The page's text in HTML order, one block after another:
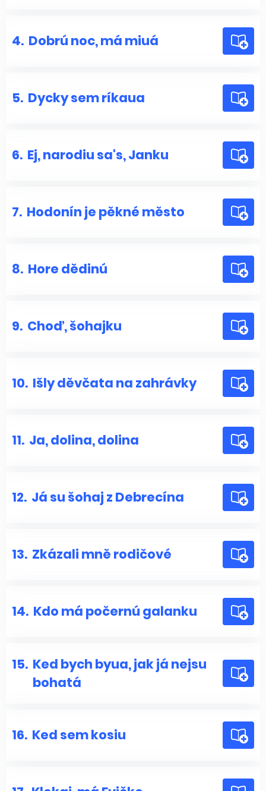
4. Dobrú noc, má miuá
5. Dycky sem ríkaua
6. Ej, narodiu sa's, Janku
7. Hodonín je pěkné město
8. Hore dědinú
9. Choď, šohajku
10. Išly děvčata na zahrávky
11. Ja, dolina, dolina
12. Já su šohaj z Debrecína
13. Zkázali mně rodičové
14. Kdo má počernú galanku
15. Ked bych byua, jak já nejsu
bohatá
16. Ked sem kosiu